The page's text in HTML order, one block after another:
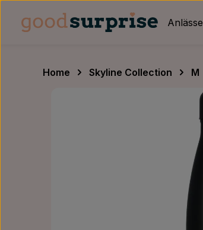
Hauptinhalt springen
Zur Hauptnavigation springen
Anlässe
Home Skyline Collection M